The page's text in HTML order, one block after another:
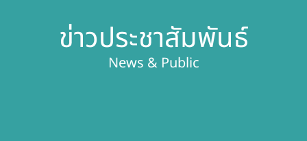
ผลิตภัณฑ์และจำหน่าย
ข่าวประชาสัมพันธ์
News & Public